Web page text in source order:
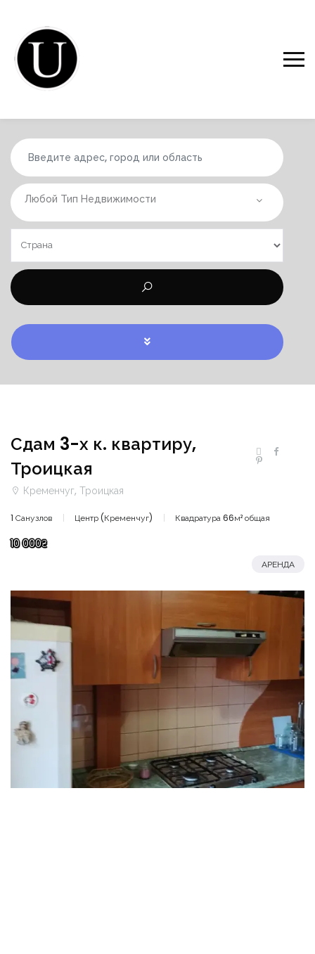
Любой Тип Недвижимости
Сдам 3-х к. квартиру,
Троицкая
Кременчуг, Троицкая
1 Санузлов Центр (Кременчуг) Квадратура 66м² общая
10 000₴
АРЕНДА